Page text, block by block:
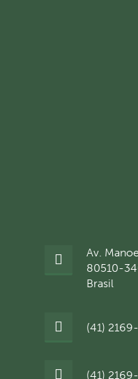
Av.
80510-
Brasil
(41)
(41)